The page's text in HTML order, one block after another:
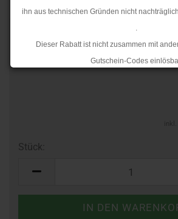
ihn aus technischen Gründen nicht
.
Dieser Rabatt ist nicht zusammen mit
Gutschein-Codes
Ab dem 17.08.2026 versenden wir wieder wie
Stück: